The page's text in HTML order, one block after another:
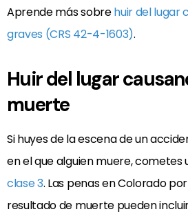
Aprende más sobrehuir del lugar
graves (CRS 42-4-1603).
Huir del lugar
muerte
Si huyes de la escena de un
en el que alguien muere, cometes
clase 3. Las penas en Colorado
resultado de muerte pueden